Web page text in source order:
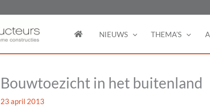
NIEUWS THEMA’S
Bouwtoezicht in het buitenland
23 april 2013